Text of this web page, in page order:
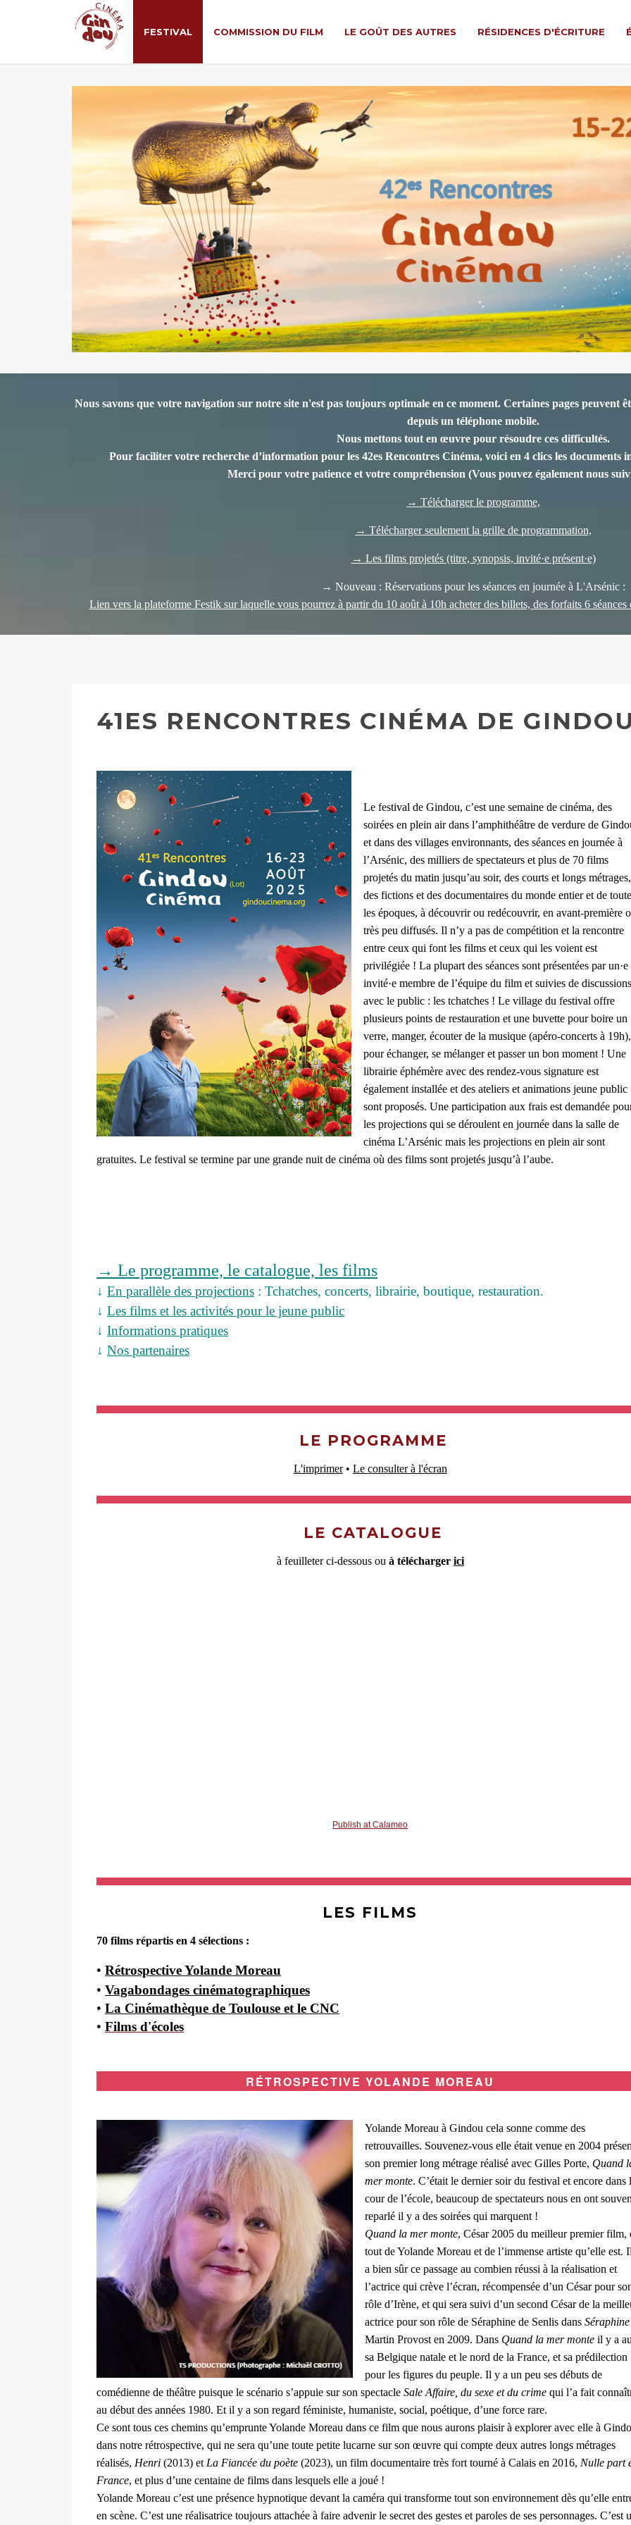
FESTIVAL COMMISSION DU FILM LE GOÛT DES AUTRES RÉSIDENCES D'ÉCRITURE
Nous savons que votre navigation sur notre site n'est pas toujours optimale en ce moment. Certaines pages peuvent
depuis un téléphone mobile.
Nous mettons tout en œuvre pour résoudre ces difficultés.
Pour faciliter votre recherche d’information pour les 42es Rencontres Cinéma, voici en 4 clics les documents
Merci pour votre patience et votre compréhension (Vous pouvez également nous
→ Télécharger le programme,
→ Télécharger seulement la grille de programmation,
→ Les films projetés (titre, synopsis, invité·e présent·e)
→ Nouveau : Réservations pour les séances en journée à L'Arsénic :
Lien vers la plateforme Festik sur laquelle vous pourrez à partir du 10 août à 10h acheter des billets, des forfaits 6
41ES RENCONTRES CINÉMA DE
Le festival de Gindou, c’est une semaine de cinéma, des
soirées en plein air dans l’amphithéâtre de verdure de
et dans des villages environnants, des séances en journée à
l’Arsénic, des milliers de spectateurs et plus de 70 films
projetés du matin jusqu’au soir, des courts et longs métrages,
des fictions et des documentaires du monde entier et de
les époques, à découvrir ou redécouvrir, en avant-première
très peu diffusés. Il n’y a pas de compétition et la rencontre
entre ceux qui font les films et ceux qui les voient est
privilégiée ! La plupart des séances sont présentées par un·e
invité·e membre de l’équipe du film et suivies de discussions
avec le public : les tchatches ! Le village du festival offre
plusieurs points de restauration et une buvette pour boire un
verre, manger, écouter de la musique (apéro-concerts à 19h),
pour échanger, se mélanger et passer un bon moment ! Une
librairie éphémère avec des rendez-vous signature est
également installée et des ateliers et animations jeune public
sont proposés. Une participation aux frais est demandée
les projections qui se déroulent en journée dans la salle de
cinéma L’Arsénic mais les projections en plein air sont
gratuites. Le festival se termine par une grande nuit de cinéma où des films sont projetés jusqu’à l’aube.
→ Le programme, le catalogue, les films
↓ En parallèle des projections : Tchatches, concerts, librairie, boutique, restauration.
↓ Les films et les activités pour le jeune public
↓ Informations pratiques
↓ Nos partenaires
LE PROGRAMME
L'imprimer• Le consulter à l'écran
LE CATALOGUE
à feuilleter ci-dessous ou à télécharger ici
Publish at Calameo
LES FILMS
70 films répartis en 4 sélections :
• Rétrospective Yolande Moreau
• Vagabondages cinématographiques
• La Cinémathèque de Toulouse et le CNC
• Films d'écoles
RÉTROSPECTIVE YOLANDE MOREAU
Yolande Moreau à Gindou cela sonne comme des
retrouvailles. Souvenez-vous elle était venue en 2004
son premier long métrage réalisé avec Gilles Porte, Quand
mer monte. C’était le dernier soir du festival et encore dans
cour de l’école, beaucoup de spectateurs nous en ont
reparlé il y a des soirées qui marquent !
Quand la mer monte, César 2005 du meilleur premier film,
tout de Yolande Moreau et de l’immense artiste qu’elle est.
a bien sûr ce passage au combien réussi à la réalisation et
l’actrice qui crève l’écran, récompensée d’un César pour
rôle d’Irène, et qui sera suivi d’un second César de la
actrice pour son rôle de Séraphine de Senlis dans Séraphine
Martin Provost en 2009. Dans Quand la mer monte il y a
sa Belgique natale et le nord de la France, et sa prédilection
pour les figures du peuple. Il y a un peu ses débuts de
comédienne de théâtre puisque le scénario s’appuie sur son spectacle Sale Affaire, du sexe et du crime qui l’a fait
au début des années 1980. Et il y a son regard féministe, humaniste, social, poétique, d’une force rare.
Ce sont tous ces chemins qu’emprunte Yolande Moreau dans ce film que nous aurons plaisir à explorer avec elle à
dans notre rétrospective, qui ne sera qu’une toute petite lucarne sur son œuvre qui compte deux autres longs métrages
réalisés, Henri (2013) etLa Fiancée du poète (2023), un film documentaire très fort tourné à Calais en 2016, Nulle part
France, et plus d’une centaine de films dans lesquels elle a joué !
Yolande Moreau c’est une présence hypnotique devant la caméra qui transforme tout son environnement dès qu’elle
en scène. C’est une réalisatrice toujours attachée à faire advenir le secret des gestes et paroles de ses personnages. C’est